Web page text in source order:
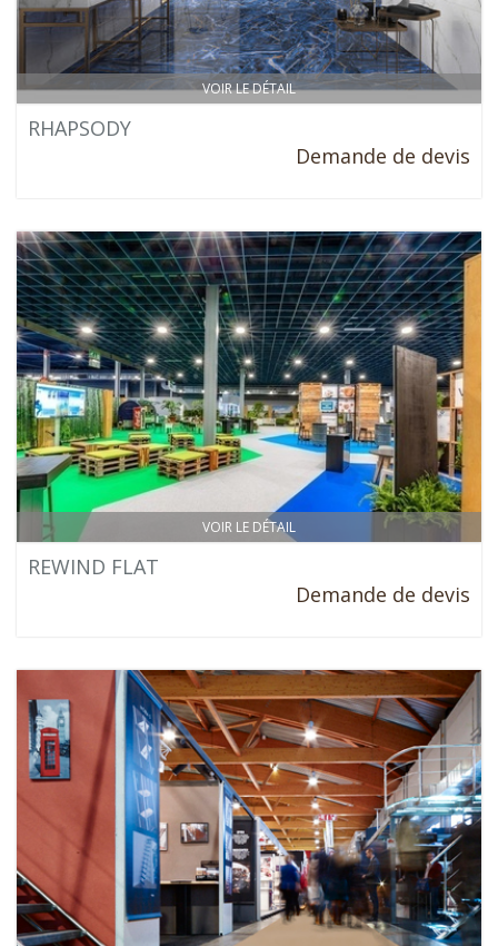
VOIR LE DÉTAIL
RHAPSODY
Demande de devis
VOIR LE DÉTAIL
REWIND FLAT
Demande de devis